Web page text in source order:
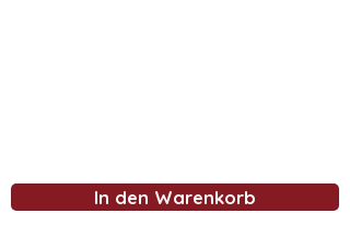
In den Warenkorb